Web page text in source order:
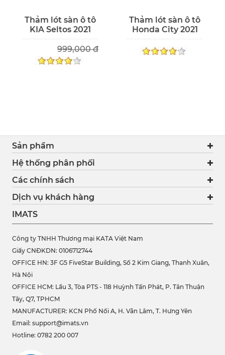
Thảm lót sàn ô tô
KIA Seltos 2021
999,000 đ
Thảm lót sàn ô tô
Honda City 2021
Sản phẩm
Hệ thống phân phối
Các chính sách
Dịch vụ khách hàng
IMATS
Công ty TNHH Thương mại KATA Việt Nam
Giấy CNĐKDN: 0106712744
OFFICE HN: 3F G5 FiveStar Building, Số 2 Kim Giang, Thanh Xuân,
Hà Nội
OFFICE HCM: Lầu 3, Tòa PTS - 118 Huỳnh Tấn Phát, P. Tân Thuận
Tây, Q7, TPHCM
MANUFACTURER: KCN Phố Nối A, H. Văn Lâm, T. Hưng Yên
Email: support@imats.vn
Hotline: 0782 200 007